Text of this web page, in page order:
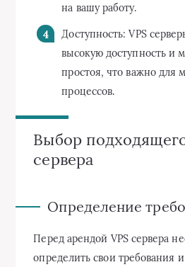
на вашу работу.
Доступность: VPS
высокую доступность и
простоя, что важно для
процессов.
Выбор
сервера
Определение
Перед арендой VPS сервера
определить свои требования